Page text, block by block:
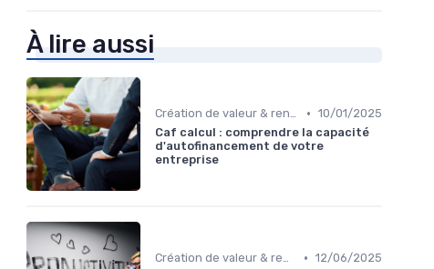
À lire aussi
Création de valeur & rentabilité • 10/01/2025
Caf calcul : comprendre la capacité
d'autofinancement de votre
entreprise
Création de valeur & rentabilité • 12/06/2025